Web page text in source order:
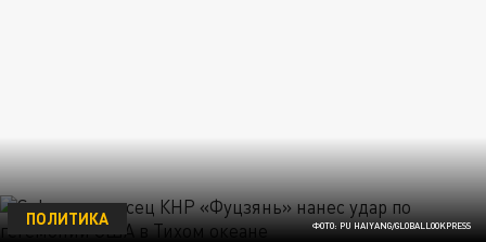
ФОТО: PU HAIYANG/GLOBALLOOKPRESS
ПОЛИТИКА